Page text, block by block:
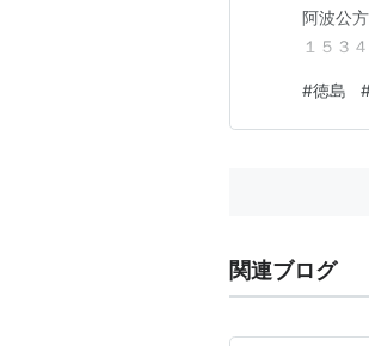
阿波公
１５３
ました
軍にな
#徳島
関連ブログ